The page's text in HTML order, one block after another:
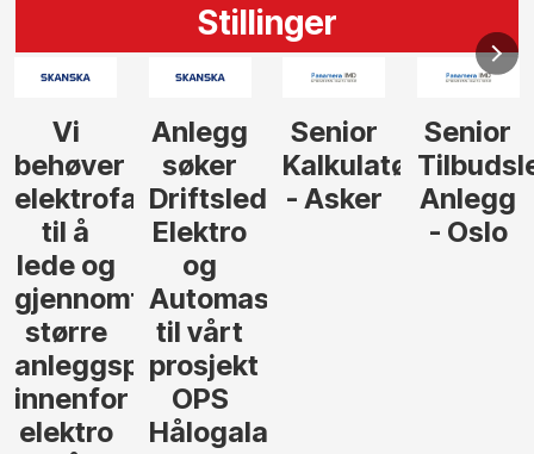
Stillinger
Senior
Kalkulatør
- Asker
Senior
Tilbudsleder
Anlegg
- Oslo
ingeniør
elektro,
Oslo